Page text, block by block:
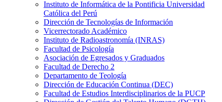
Instituto de Informática de la Pontificia Universidad
Católica del Perú
Dirección de Tecnologías de Información
Vicerrectorado Académico
Instituto de Radioastronomía (INRAS)
Facultad de Psicología
Asociación de Egresados y Graduados
Facultad de Derecho 2
Departamento de Teología
Dirección de Educación Continua (DEC)
Facultad de Estudios Interdisciplinarios de la PUCP